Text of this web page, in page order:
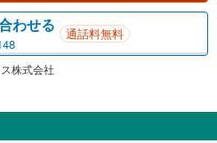
わせる 通話料無料
株式会社